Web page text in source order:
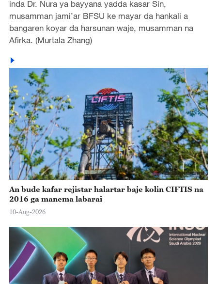
inda Dr. Nura ya bayyana yadda kasar Sin,
musamman jami’ar BFSU ke mayar da hankali a
bangaren koyar da harsunan waje, musamman na
Afirka. (Murtala Zhang)
An bude kafar rejistar halartar baje kolin CIFTIS na
2016 ga manema labarai
10-Aug-2026